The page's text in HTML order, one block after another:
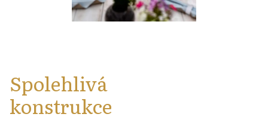
Spolehlivá
konstrukce